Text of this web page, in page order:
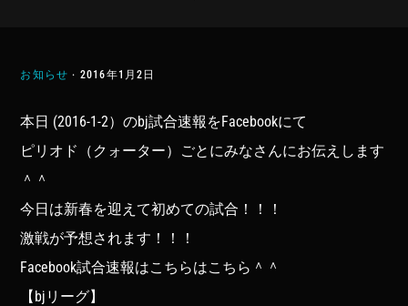
お知らせ · 2016年1月2日
本日 (2016-1-2）のbj試合速報をFacebookにて
ピリオド（クォーター）ごとにみなさんにお伝えします
＾＾
今日は新春を迎えて初めての試合！！！
激戦が予想されます！！！
Facebook試合速報はこちらはこちら＾＾
【bjリーグ】